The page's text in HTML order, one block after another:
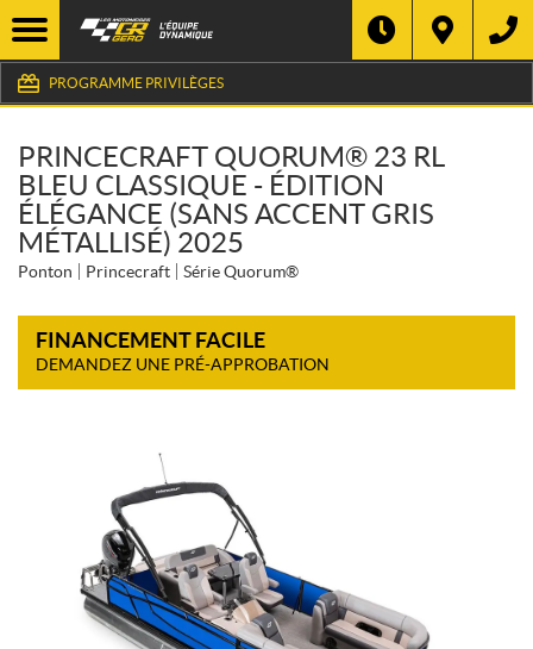
PROGRAMME PRIVILÈGES
PRINCECRAFT QUORUM® 23 RL
BLEU CLASSIQUE - ÉDITION
ÉLÉGANCE (SANS ACCENT GRIS
MÉTALLISÉ) 2025
Ponton Princecraft Série Quorum®
FINANCEMENT FACILE
DEMANDEZ UNE PRÉ-APPROBATION